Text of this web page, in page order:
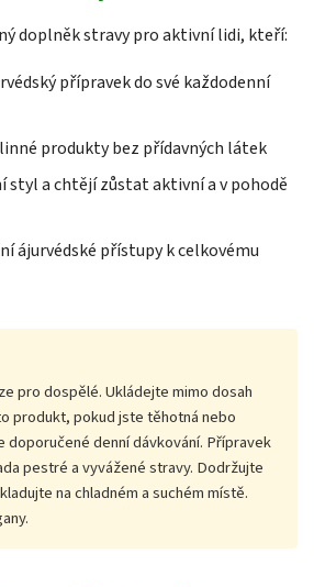
doplněk stravy pro aktivní lidi, kteří:
přípravek do své každodenní
produkty bez přídavných látek
styl a chtějí zůstat aktivní a v pohodě
ájurvédské přístupy k celkovému
pro dospělé. Ukládejte mimo dosah
produkt, pokud jste těhotná nebo
denní dávkování. Přípravek
pestré a vyvážené stravy. Dodržujte
na chladném a suchém místě.